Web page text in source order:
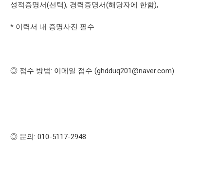
성적증명서(선택), 경력증명서(해당자에 한함),
* 이력서 내 증명사진 필수
◎ 접수 방법: 이메일 접수 (ghdduq201@naver.com)
◎ 문의 : 010-5117-2948